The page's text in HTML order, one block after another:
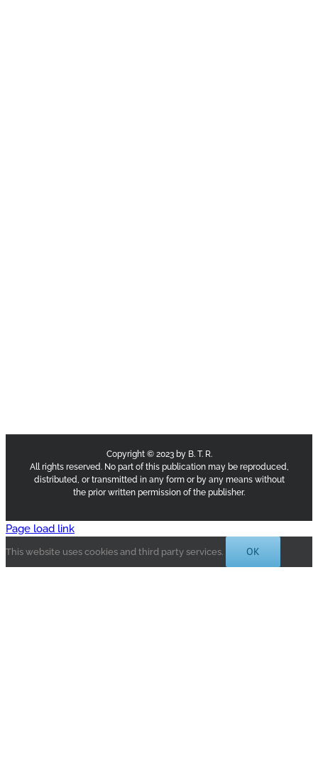
Copyright © 2023 by B. T. R.
All rights reserved. No part of this publication may be reproduced,
distributed, or transmitted in any form or by any means without
the prior written permission of the publisher.
Page load link
This website uses cookies and third party services. OK